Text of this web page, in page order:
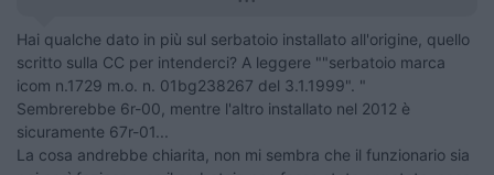
Hai qualche dato in più sul serbatoio installato all'origine, quello
scritto sulla CC per intenderci? A leggere ""serbatoio marca
icom n.1729 m.o. n. 01bg238267 del 3.1.1999". "
Sembrerebbe 6r-00, mentre l'altro installato nel 2012 è
sicuramente 67r-01...
La cosa andrebbe chiarita, non mi sembra che il funzionario sia